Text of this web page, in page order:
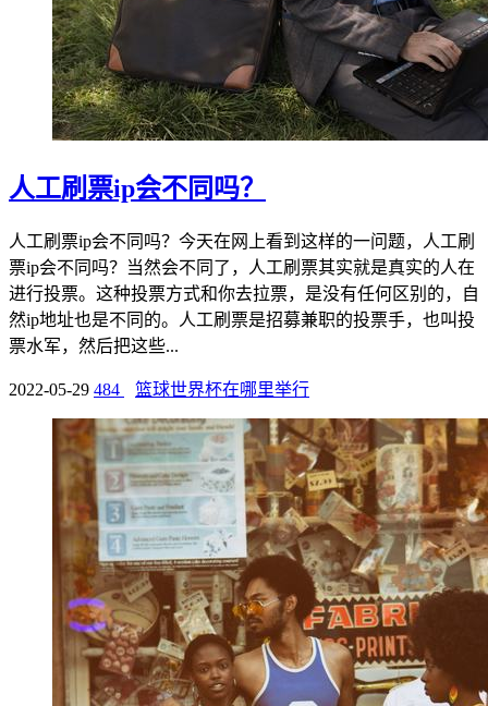
人工刷票ip会不同吗？
人工刷票ip会不同吗？今天在网上看到这样的一问题，人工刷
票ip会不同吗？当然会不同了，人工刷票其实就是真实的人在
进行投票。这种投票方式和你去拉票，是没有任何区别的，自
然ip地址也是不同的。人工刷票是招募兼职的投票手，也叫投
票水军，然后把这些...
2022-05-29 484 篮球世界杯在哪里举行